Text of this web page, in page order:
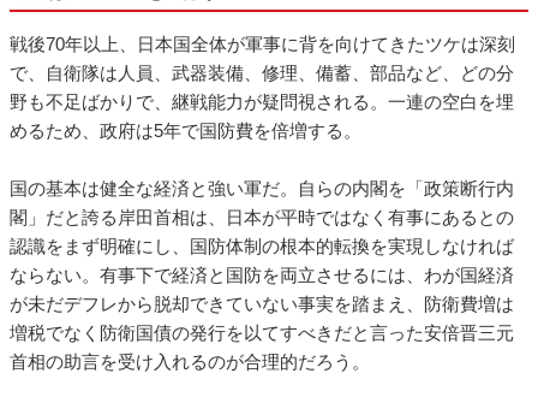
戦後70年以上、日本国全体が軍事に背を向けてきたツケは深刻
で、自衛隊は人員、武器装備、修理、備蓄、部品など、どの分
野も不足ばかりで、継戦能力が疑問視される。一連の空白を埋
めるため、政府は5年で国防費を倍増する。
国の基本は健全な経済と強い軍だ。自らの内閣を「政策断行内
閣」だと誇る岸田首相は、日本が平時ではなく有事にあるとの
認識をまず明確にし、国防体制の根本的転換を実現しなければ
ならない。有事下で経済と国防を両立させるには、わが国経済
が未だデフレから脱却できていない事実を踏まえ、防衛費増は
増税でなく防衛国債の発行を以てすべきだと言った安倍晋三元
首相の助言を受け入れるのが合理的だろう。